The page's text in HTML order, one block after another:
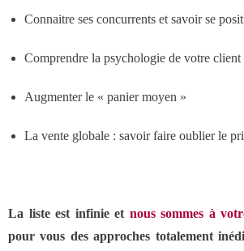
- Références clients
Connaitre ses concurrents et savoir se
Comprendre la psychologie de votre client
Augmenter le « panier moyen »
La vente globale : savoir faire oublier le
La liste est infinie et nous sommes à
pour vous des approches totalement